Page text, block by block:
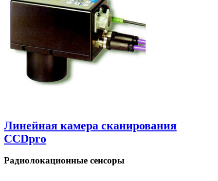
Линейная камера сканирования
CCDpro
Радиолокационные сенсоры